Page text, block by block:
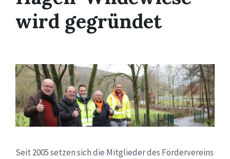
wird gegründet
Seit 2005 setzen sich die Mitglieder des Fördervereins